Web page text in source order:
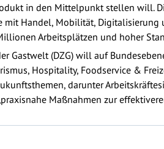
in den Mittelpunkt stellen will.
mit Handel, Mobilität,
Arbeitsplätzen und hoher
Gastwelt (DZG) will auf
Hospitality, Foodservice &
darunter
Maßnahmen zur